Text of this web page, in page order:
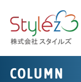
COLUMN